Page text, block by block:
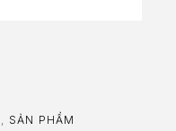
SẢN PHẨM